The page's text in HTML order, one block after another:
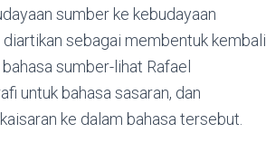
sumber ke kebudayaan
sebagai membentuk kembali
sumber-lihat Rafael
untuk bahasa sasaran, dan
ke dalam bahasa tersebut.